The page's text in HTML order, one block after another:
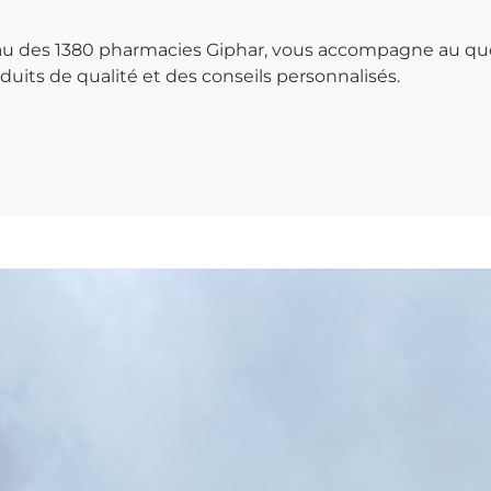
des 1380 pharmacies Giphar, vous accompagne au
de qualité et des conseils personnalisés.